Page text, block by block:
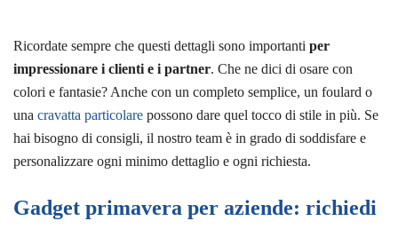
Ricordate sempre che questi dettagli sono importanti per
impressionare i clienti e i partner. Che ne dici di osare con
colori e fantasie? Anche con un completo semplice, un foulard o
una cravatta particolare possono dare quel tocco di stile in più. Se
hai bisogno di consigli, il nostro team è in grado di soddisfare e
personalizzare ogni minimo dettaglio e ogni richiesta.
Gadget primavera per aziende: richiedi